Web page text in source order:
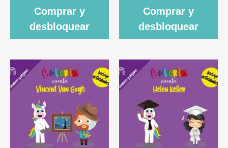
Comprar y
desbloquear
Comprar y
desbloquear